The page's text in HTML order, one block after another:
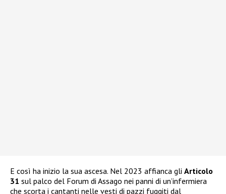
E così ha inizio la sua ascesa. Nel 2023 affianca gli Articolo
31 sul palco del Forum di Assago nei panni di un’infermiera
che scorta i cantanti nelle vesti di pazzi fuggiti dal